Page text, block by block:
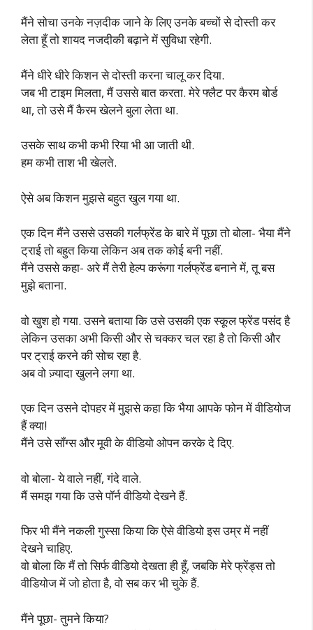
मैंने सोचा उनके नज़दीक जाने के लिए उनके बच्चों से दोस्ती कर
लेता हूँ तो शायद नजदीकी बढ़ाने में सुविधा रहेगी.
मैंने धीरे धीरे किशन से दोस्ती करना चालू कर दिया.
जब भी टाइम मिलता, मैं उससे बात करता. मेरे फ्लैट पर कैरम बोर्ड
था, तो उसे मैं कैरम खेलने बुला लेता था.
उसके साथ कभी कभी रिया भी आ जाती थी.
हम कभी ताश भी खेलते.
ऐसे अब किशन मुझसे बहुत खुल गया था.
एक दिन मैंने उससे उसकी गर्लफ्रेंड के बारे में पूछा तो बोला- भैया मैंने
ट्राई तो बहुत किया लेकिन अब तक कोई बनी नहीं.
मैंने उससे कहा- अरे मैं तेरी हेल्प करूंगा गर्लफ्रेंड बनाने में, तू बस
मुझे बताना.
वो खुश हो गया. उसने बताया कि उसे उसकी एक स्कूल फ्रेंड पसंद है
लेकिन उसका अभी किसी और से चक्कर चल रहा है तो किसी और
पर ट्राई करने की सोच रहा है.
अब वो ज़्यादा खुलने लगा था.
एक दिन उसने दोपहर में मुझसे कहा कि भैया आपके फोन में वीडियोज
हैं क्या!
मैंने उसे सॉंग्स और मूवी के वीडियो ओपन करके दे दिए.
वो बोला- ये वाले नहीं, गंदे वाले.
मैं समझ गया कि उसे पॉर्न वीडियो देखने हैं.
फिर भी मैंने नकली गुस्सा किया कि ऐसे वीडियो इस उम्र में नहीं
देखने चाहिए.
वो बोला कि मैं तो सिर्फ वीडियो देखता ही हूँ, जबकि मेरे फ्रेंड्स तो
वीडियोज में जो होता है, वो सब कर भी चुके हैं.
मैंने पूछा- तुमने किया?